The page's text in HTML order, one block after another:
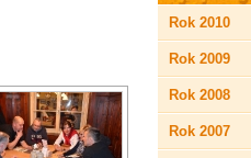
Rok 2010
Rok 2009
Rok 2008
Rok 2007